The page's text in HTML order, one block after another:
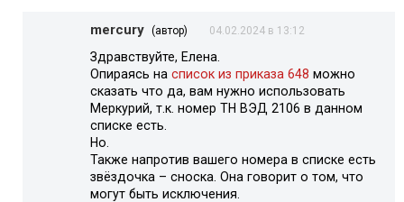
mercury (автор) 04.02.2024 в 13:12
Здравствуйте, Елена.
Опираясь на список из приказа 648 можно
сказать что да, вам нужно использовать
Меркурий, т.к. номер ТН ВЭД 2106 в данном
списке есть.
Но.
Также напротив вашего номера в списке есть
звёздочка – сноска. Она говорит о том, что
могут быть исключения.